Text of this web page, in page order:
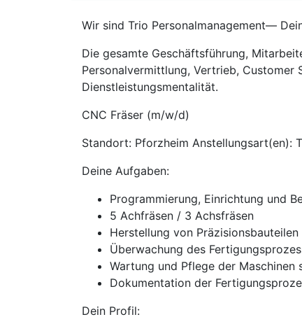
Wir sind Trio Personalmanagement—
Die gesamte Geschäftsführung,
Personalvermittlung, Vertrieb, Customer
Dienstleistungsmentalität.
CNC Fräser (m/w/d)
Standort: Pforzheim Anstellungsart(en):
Deine Aufgaben:
Programmierung, Einrichtung und
5 Achfräsen / 3 Achsfräsen
Herstellung von
Überwachung des
Wartung und Pflege der Maschinen
Dokumentation der
Dein Profil: